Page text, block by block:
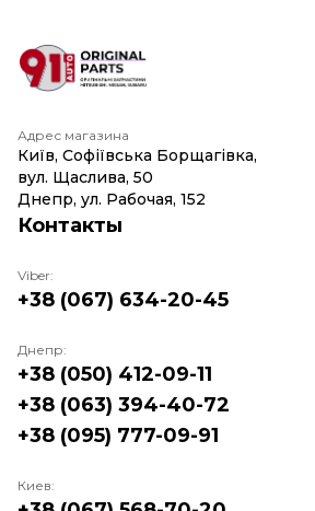
Адрес магазина
Київ, Софіївська Борщагівка,
вул. Щаслива, 50
Днепр, ул. Рабочая, 152
Контакты
Viber:
+38 (067) 634-20-45
Днепр:
+38 (050) 412-09-11
+38 (063) 394-40-72
+38 (095) 777-09-91
Киев: